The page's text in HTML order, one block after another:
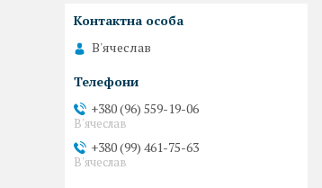
В'ячеслав
+380 (96) 559-19-06
В'ячеслав
+380 (99) 461-75-63
В'ячеслав